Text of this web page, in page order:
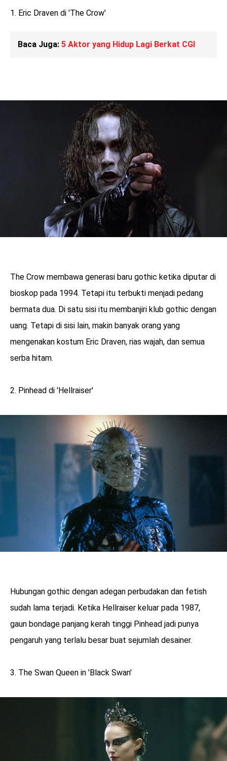
1. Eric Draven di 'The Crow'
Baca Juga: 5 Aktor yang Hidup Lagi Berkat CGI
The Crow membawa generasi baru gothic ketika diputar di
bioskop pada 1994. Tetapi itu terbukti menjadi pedang
bermata dua. Di satu sisi itu membanjiri klub gothic dengan
uang. Tetapi di sisi lain, makin banyak orang yang
mengenakan kostum Eric Draven, rias wajah, dan semua
serba hitam.
2. Pinhead di 'Hellraiser'
Hubungan gothic dengan adegan perbudakan dan fetish
sudah lama terjadi. Ketika Hellraiser keluar pada 1987,
gaun bondage panjang kerah tinggi Pinhead jadi punya
pengaruh yang terlalu besar buat sejumlah desainer.
3. The Swan Queen in 'Black Swan'